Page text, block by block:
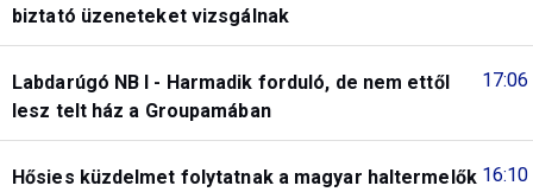
biztató üzeneteket vizsgálnak
17:06
Labdarúgó NB I - Harmadik forduló, de nem ettől
lesz telt ház a Groupamában
16:10
Hősies küzdelmet folytatnak a magyar haltermelők